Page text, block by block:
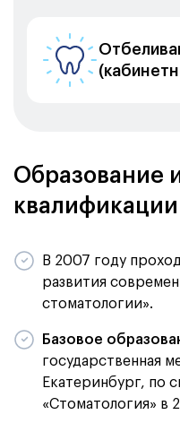
Образование
квалификации
В 2007 году
развития
стоматологии».
Базовое
государственная
Екатеринбург, по
«Стоматология» в